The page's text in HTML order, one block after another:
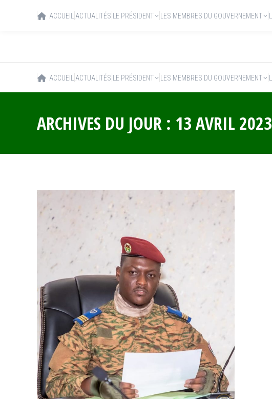
ACCUEIL ACTUALITÉS LE PRÉSIDENT LES MEMBRES DU GOUVERNEMENT
ARCHIVES DU JOUR : 13 AVRIL 2023
ACCUEIL ACTUALITÉS LE PRÉSIDENT LES MEMBRES DU GOUVERNEMENT